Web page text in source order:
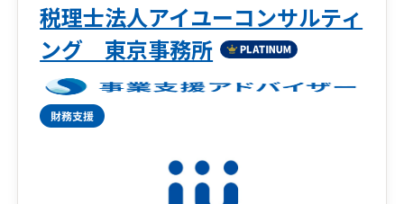
税理士法人アイユーコンサルティ
ング 東京事務所